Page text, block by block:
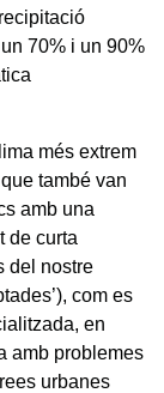
70% i un 90%
més extrem
també van
amb una
de curta
del nostre
com es
en
amb problemes
urbanes